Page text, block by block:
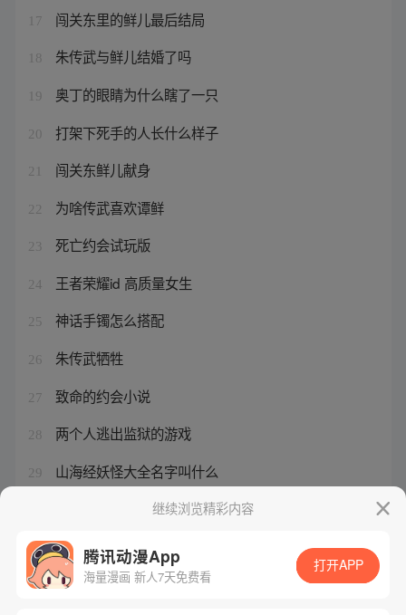
17 闯关东里的鲜儿最后结局
18 朱传武与鲜儿结婚了吗
19 奥丁的眼睛为什么瞎了一只
20 打架下死手的人长什么样子
21 闯关东鲜儿献身
22 为啥传武喜欢谭鲜
23 死亡约会试玩版
24 王者荣耀id 高质量女生
25 神话手镯怎么搭配
26 朱传武牺牲
27 致命的约会小说
28 两个人逃出监狱的游戏
29 山海经妖怪大全名字叫什么
全球高考漫画原耽周边继续浏览精彩内容
腾讯动漫App
海量漫画 新人7天免费看
打开APP